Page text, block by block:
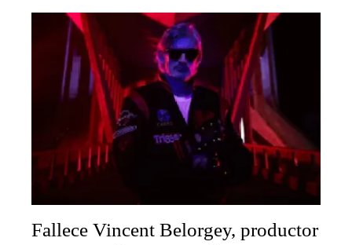
Fallece Vincent Belorgey, productor